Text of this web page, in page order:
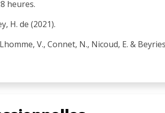
heures.
H. de (2021).
V., Connet, N., Nicoud, E. &